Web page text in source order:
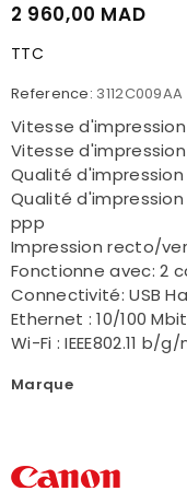
2 960,00 MAD
TTC
Reference: 3112C009AA
Vitesse d'impression
Vitesse
Qualité d'impression
Qualité d'impression
ppp
Impression recto/
Fonctionne avec: 2
Connectivité: USB
Ethernet : 10/100
Wi-Fi : IEEE802.11 b/g/
Marque